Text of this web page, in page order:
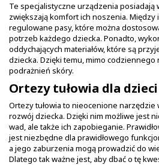
Te specjalistyczne urządzenia
zwiększają komfort ich noszenia.
regulowane pasy, które można
potrzeb każdego dziecka. Ponadto,
oddychających materiałów, które są
dziecka. Dzięki temu, mimo
podrażnień skóry.
Ortezy tułowia dla
Ortezy tułowia to nieocenione
rozwój dziecka. Dzięki nim możliwe jest
wad, ale także ich zapobieganie.
jest niezbędne dla prawidłowego
a jego zaburzenia mogą prowadzić do
Dlatego tak ważne jest, aby dbać o tę